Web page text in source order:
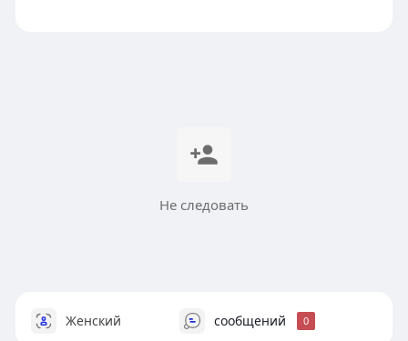
Не следовать
Женский сообщений 0